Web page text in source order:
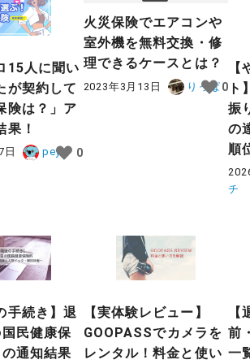
15人に聞い
が契約して
険は？」ア
果！
日 peya 0
火災保険でエアコンや
室外機を無料交換・修
理できるケースとは？
2023年3月13日 りっぱ 0 ト
振
の
順
チ
手続き】退
民健康保
通知結果
【実体験レビュー】
GOOPASSでカメラを
レンタル！料金と使い
前
一